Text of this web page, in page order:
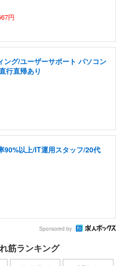
円
ング/ユーザーサポート パソコン
行直帰あり
90%以上/IT運用スタッフ/20代
Sponsored by
筋ランキング